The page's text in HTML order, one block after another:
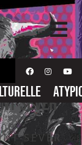
Action
SEVER
SEVER